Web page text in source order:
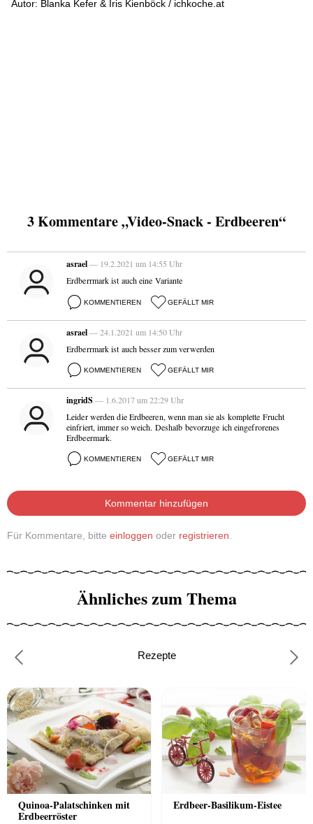
Autor: Blanka Kefer & Iris Kienböck / ichkoche.at
3 Kommentare „Video-Snack - Erdbeeren“
asrael— 19.2.2021 um 14:55 Uhr
Erdberrmark ist auch eine Variante
KOMMENTIEREN GEFÄLLT MIR
asrael— 24.1.2021 um 14:50 Uhr
Erdberrmark ist auch besser zum verwerden
KOMMENTIEREN GEFÄLLT MIR
ingridS— 1.6.2017 um 22:29 Uhr
Leider werden die Erdbeeren, wenn man sie als komplette Frucht
einfriert, immer so weich. Deshalb bevorzuge ich eingefrorenes
Erdbeermark.
KOMMENTIEREN GEFÄLLT MIR
Kommentar hinzufügen
Für Kommentare, bitte einloggen oder registrieren
Ähnliches zum Thema
Rezepte
Quinoa-Palatschinken mit
Erdbeerröster
Erdbeer-Basilikum-Eistee